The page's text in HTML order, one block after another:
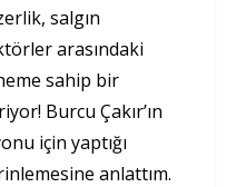
salgın
arasındaki
sahip bir
Burcu Çakır’ın
için yaptığı
anlattım.